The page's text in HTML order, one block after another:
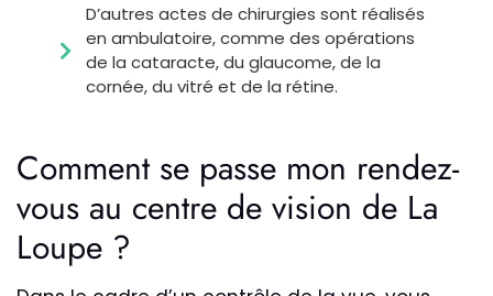
D’autres actes de chirurgies sont réalisés
en ambulatoire, comme des opérations
de la cataracte, du glaucome, de la
cornée, du vitré et de la rétine.
Comment se passe mon rendez-
vous au centre de vision de La
Loupe ?